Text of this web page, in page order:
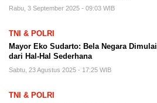
Rabu, 3 September 2025 - 09:03 WIB
TNI & POLRI
Mayor Eko Sudarto: Bela Negara Dimulai
dari Hal-Hal Sederhana
Sabtu, 23 Agustus 2025 - 17:25 WIB
TNI & POLRI